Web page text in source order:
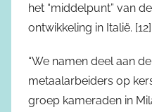
het “middelpunt” van
ontwikkeling in Italië. [12]
“We namen deel aan
metaalarbeiders op
groep kameraden in